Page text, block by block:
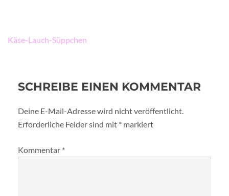
Beitragsnavigation
Käse-Lauch-Süppchen
SCHREIBE EINEN KOMMENTAR
Deine E-Mail-Adresse wird nicht veröffentlicht.
Erforderliche Felder sind mit * markiert
Kommentar *